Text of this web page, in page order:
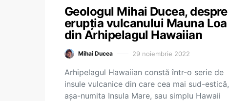
Geologul Mihai Ducea, despre
erupția vulcanului Mauna Loa
din Arhipelagul Hawaiian
Mihai Ducea 29 noiembrie 2022
Arhipelagul Hawaiian constă într-o serie de
insule vulcanice din care cea mai sud-estică,
așa-numita Insula Mare, sau simplu Hawaii